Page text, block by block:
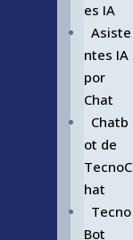
es IA
Asiste
ntes IA
por
Chat
Chatb
ot de
TecnoC
hat
Tecno
Bot